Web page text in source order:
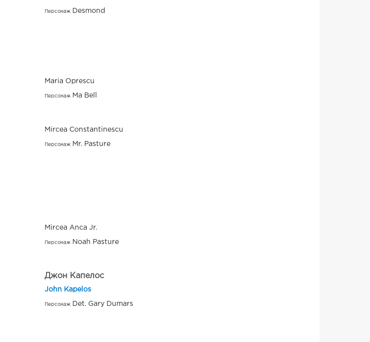
Персонаж Desmond
Maria Oprescu
Персонаж Ma Bell
Mircea Constantinescu
Персонаж Mr. Pasture
Mircea Anca Jr.
Персонаж Noah Pasture
Джон Капелос
John Kapelos
Персонаж Det. Gary Dumars